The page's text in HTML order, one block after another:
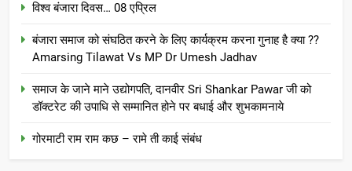
विश्व बंजारा दिवस… 08 एप्रिल
बंजारा समाज को संघठित करने के लिए कार्यक्रम करना गुनाह है क्या ??
Amarsing Tilawat Vs MP Dr Umesh Jadhav
समाज के जाने माने उद्योगपति, दानवीर Sri Shankar Pawar जी को
डॉक्टरेट की उपाधि से सम्मानित होने पर बधाई और शुभकामनाये
गोरमाटी राम राम कछ – रामे ती काई संबंध